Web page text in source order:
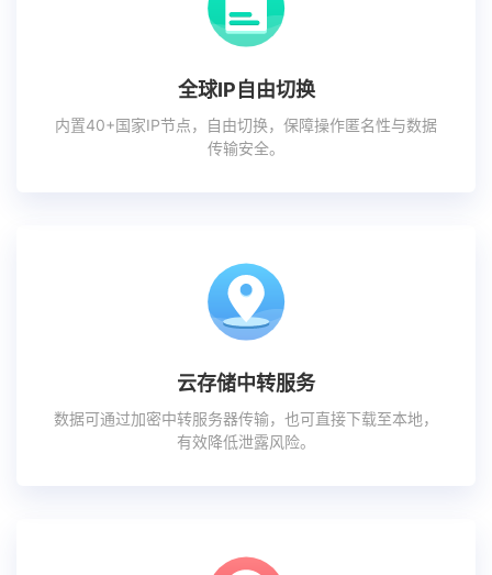
全球IP自由切换
内置40+国家IP节点，自由切换，保障操作匿名性与数据
传输安全。
云存储中转服务
数据可通过加密中转服务器传输，也可直接下载至本地，
有效降低泄露风险。